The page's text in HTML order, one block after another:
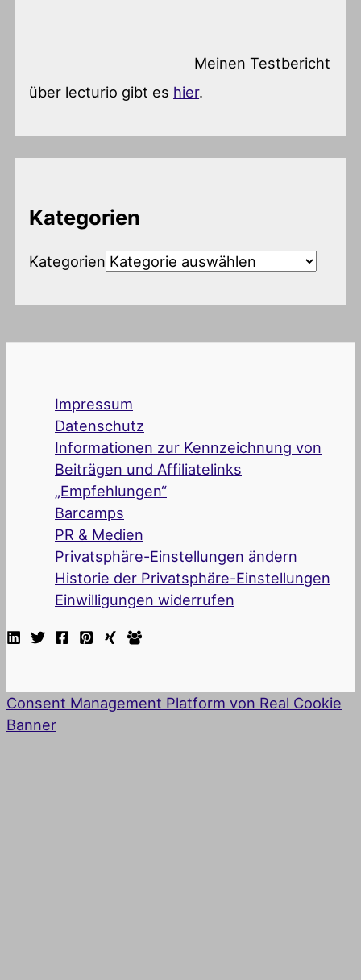
Meinen Testbericht
über lecturio gibt es hier.
Kategorien
Kategorien
Impressum
Datenschutz
Informationen zur Kennzeichnung von
Beiträgen und Affiliatelinks
„Empfehlungen“
Barcamps
PR & Medien
Privatsphäre-Einstellungen ändern
Historie der Privatsphäre-Einstellungen
Einwilligungen widerrufen
Consent Management Platform von Real Cookie
Banner